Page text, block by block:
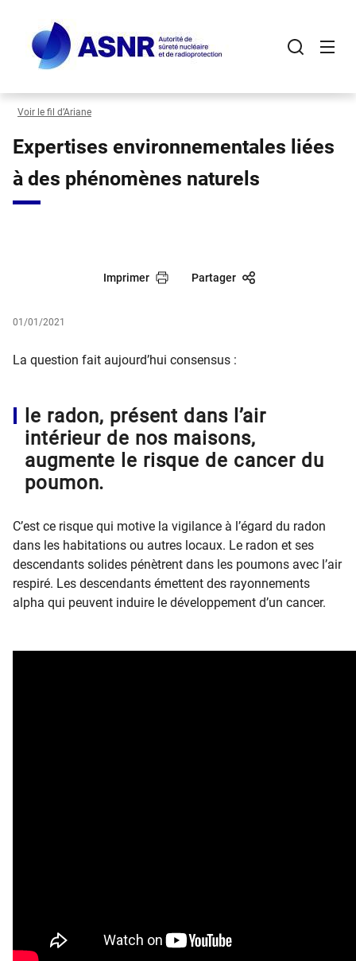
contenu
principal
Voir le fil d’Ariane
Expertises environnementales liées
à des phénomènes naturels
Imprimer Partager
01/01/2021
La question fait aujourd’hui consensus :
le radon, présent dans l’air
intérieur de nos maisons,
augmente le risque de cancer du
poumon.
C’est ce risque qui motive la vigilance à l’égard du radon
dans les habitations ou autres locaux. Le radon et ses
descendants solides pénètrent dans les poumons avec l’air
respiré. Les descendants émettent des rayonnements
alpha qui peuvent induire le développement d’un cancer.